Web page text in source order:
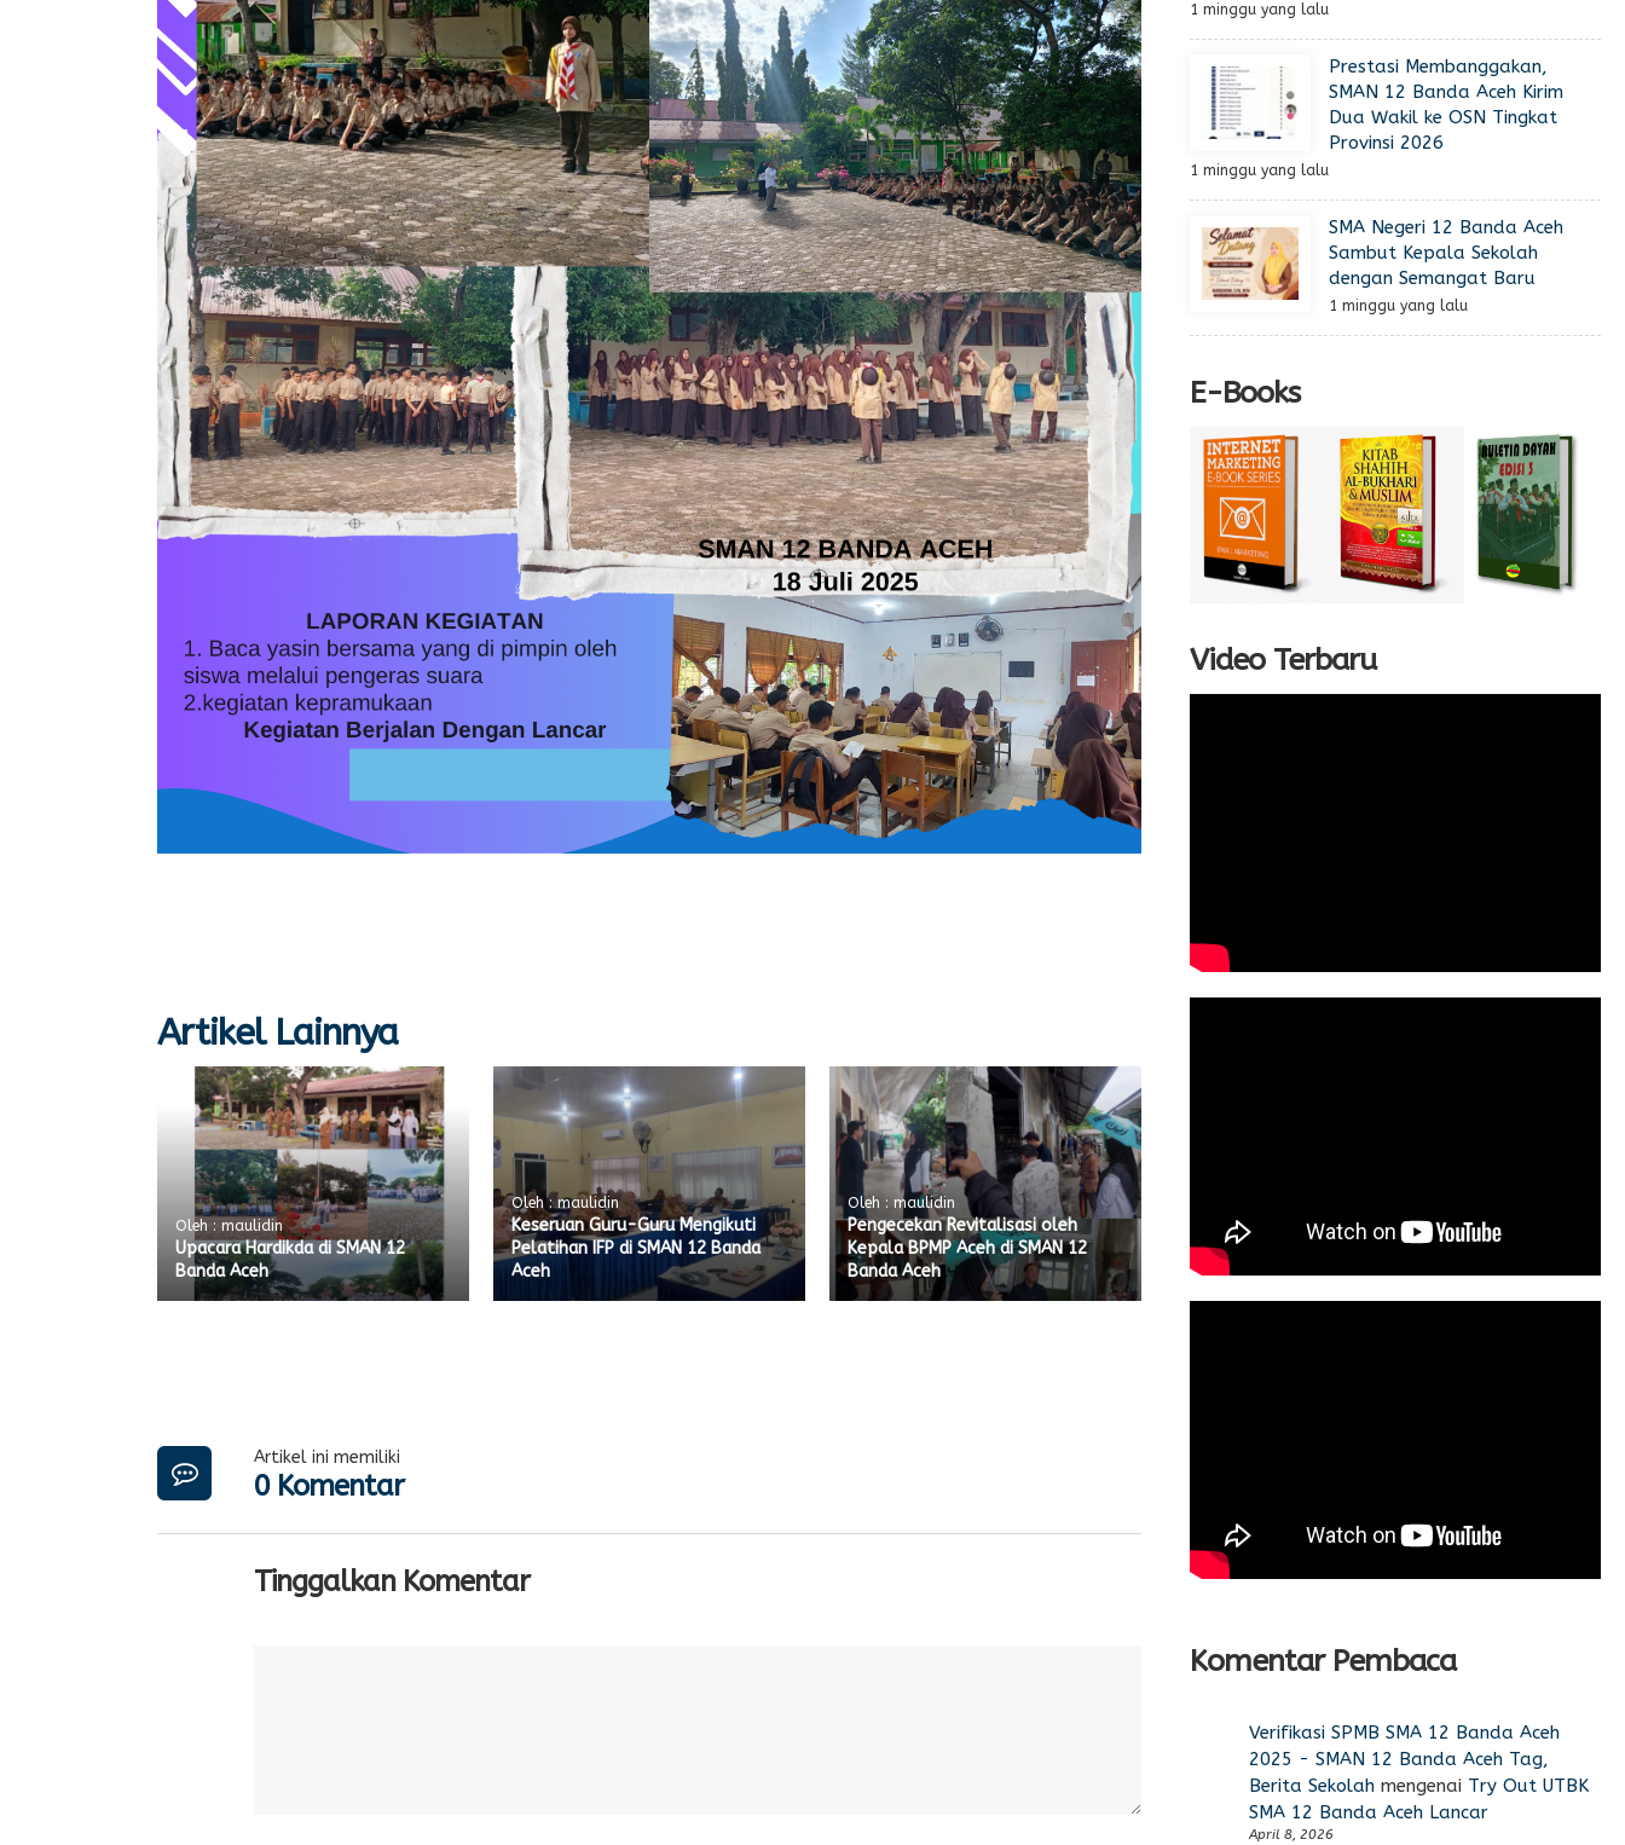
Artikel Lainnya
Oleh : maulidin
Upacara Hardikda di SMAN 12
Banda Aceh
Oleh : maulidin
Keseruan Guru-Guru Mengikuti
Pelatihan IFP di SMAN 12 Banda
Aceh
Oleh : maulidin
Pengecekan Revitalisasi oleh
Kepala BPMP Aceh di SMAN 12
Banda Aceh
Artikel ini memiliki
0 Komentar
Tinggalkan Komentar
1 minggu yang lalu
Prestasi Membanggakan,
SMAN 12 Banda Aceh Kirim
Dua Wakil ke OSN Tingkat
Provinsi 2026
1 minggu yang lalu
SMA Negeri 12 Banda Aceh
Sambut Kepala Sekolah
dengan Semangat Baru
1 minggu yang lalu
E-Books
Video Terbaru
Komentar Pembaca
Verifikasi SPMB SMA 12 Banda Aceh
2025 - SMAN 12 Banda Aceh Tag,
Berita Sekolahmengenai Try Out UTBK
SMA 12 Banda Aceh Lancar
April 8, 2026